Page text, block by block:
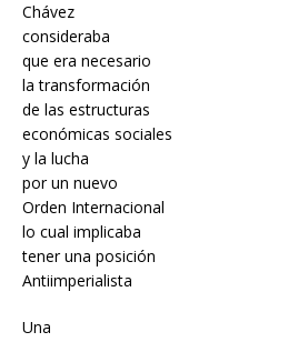
Chávez
consideraba
que era necesario
la transformación
de las estructuras
económicas sociales
y la lucha
por un nuevo
Orden Internacional
lo cual implicaba
tener una posición
Antiimperialista
Una